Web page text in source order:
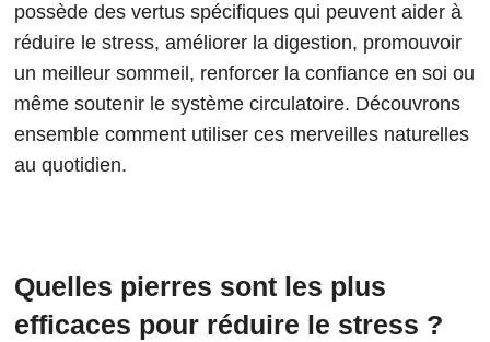
possède des vertus spécifiques qui peuvent aider à
réduire le stress, améliorer la digestion, promouvoir
un meilleur sommeil, renforcer la confiance en soi ou
même soutenir le système circulatoire. Découvrons
ensemble comment utiliser ces merveilles naturelles
au quotidien.
Quelles pierres sont les plus
efficaces pour réduire le stress ?